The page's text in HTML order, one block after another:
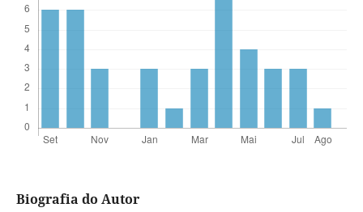
Biografia do Autor